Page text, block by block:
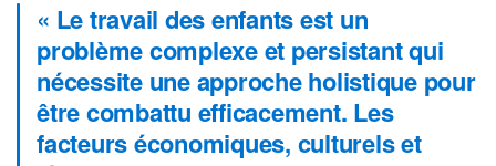
« Le travail des enfants est un
problème complexe et persistant qui
nécessite une approche holistique pour
être combattu efficacement. Les
facteurs économiques, culturels et